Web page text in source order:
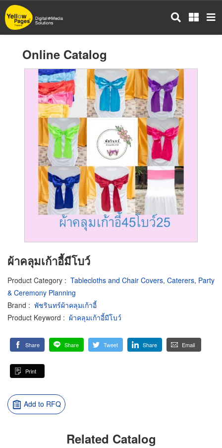
Skip
to
main
Online Catalog
ผ้าคลุมเก้าอี้มีโบว์
Product Category : Tablecloths and Chair Covers, Caterers, Party
& Ceremony Planning
Brand : พัชรินทร์ผ้าคลุมเก้าอี้
Product Keyword : ผ้าคลุมเก้าอี้มีโบว์
Share Share Tweet Share Email
Print
Add to RFQ
Related Catalog